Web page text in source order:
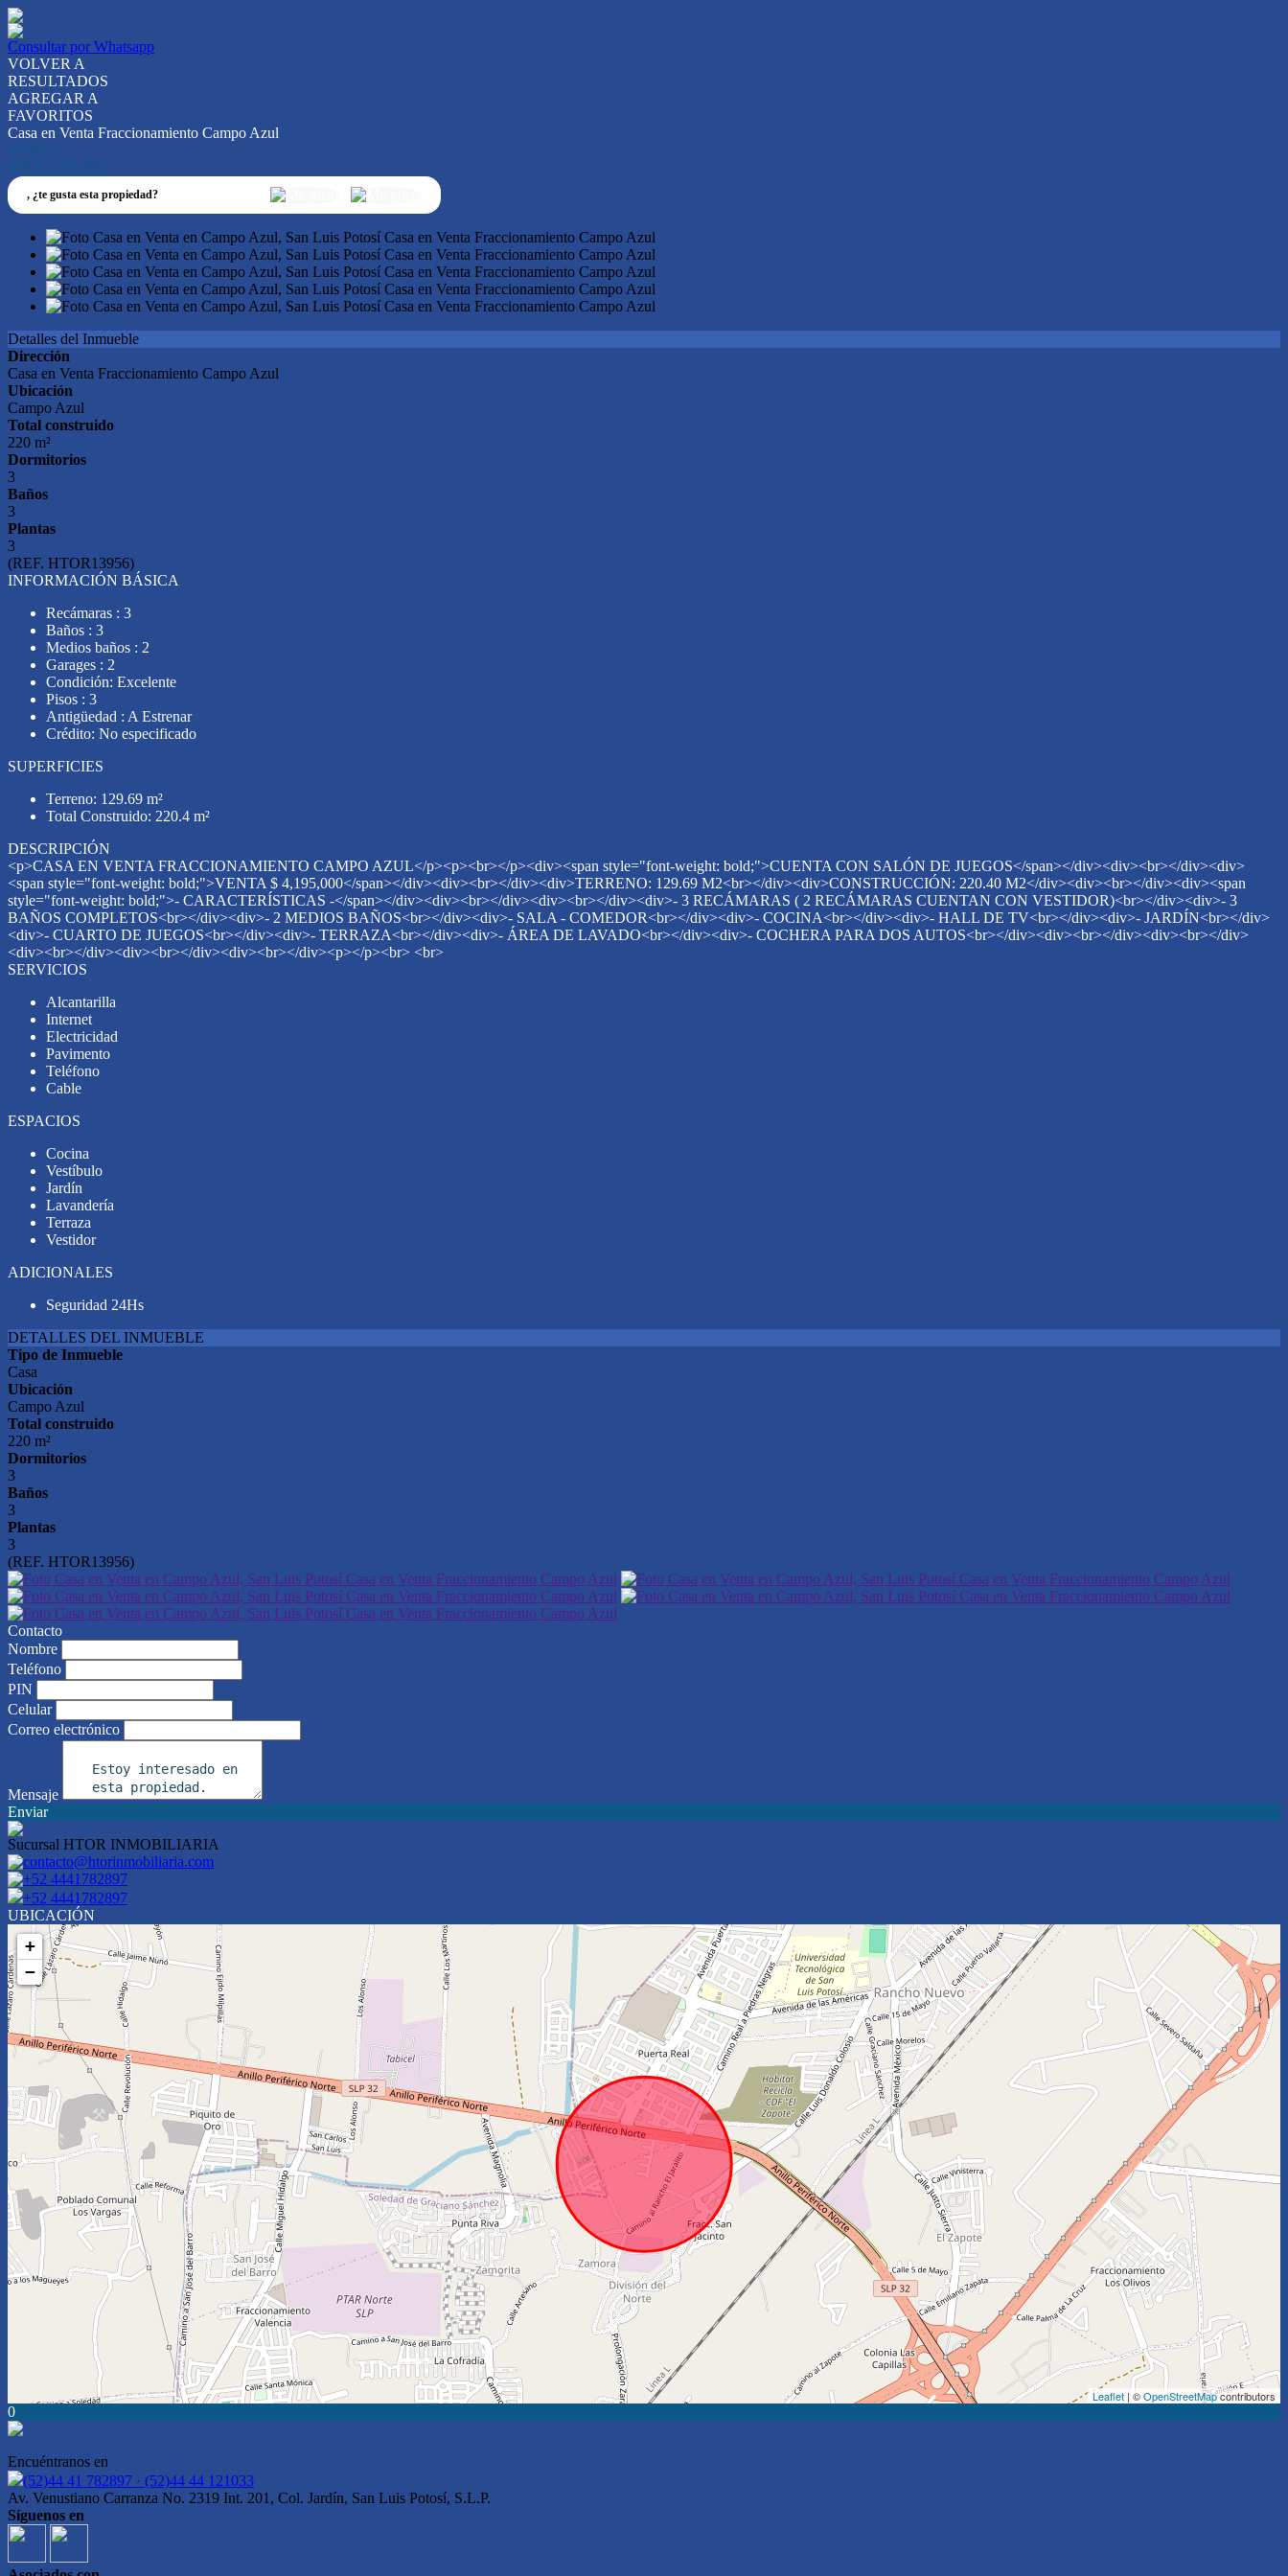
Consultar por Whatsapp
VOLVER A
RESULTADOS
AGREGAR A
FAVORITOS
Casa en Venta Fraccionamiento Campo Azul
VENTA
MXN4,195,000
, ¿te gusta esta propiedad?
Detalles del Inmueble
Dirección
Casa en Venta Fraccionamiento Campo Azul
Ubicación
Campo Azul
Total construido
220 m²
Dormitorios
3
Baños
3
Plantas
3
(REF. HTOR13956)
INFORMACIÓN BÁSICA
Recámaras : 3
Baños : 3
Medios baños : 2
Garages : 2
Condición: Excelente
Pisos : 3
Antigüedad : A Estrenar
Crédito: No especificado
SUPERFICIES
Terreno: 129.69 m²
Total Construido: 220.4 m²
DESCRIPCIÓN
<p>CASA EN VENTA FRACCIONAMIENTO CAMPO AZUL</p><p><br></p><div><span style="font-weight: bold;">CUENTA CON SALÓN DE JUEGOS</span></div><div><br></div><div>
<span style="font-weight: bold;">VENTA $ 4,195,000</span></div><div><br></div><div>TERRENO: 129.69 M2<br></div><div>CONSTRUCCIÓN: 220.40 M2</div><div><br></div><div><span
style="font-weight: bold;">- CARACTERÍSTICAS -</span></div><div><br></div><div><br></div><div>- 3 RECÁMARAS ( 2 RECÁMARAS CUENTAN CON VESTIDOR)<br></div><div>- 3
BAÑOS COMPLETOS<br></div><div>- 2 MEDIOS BAÑOS<br></div><div>- SALA - COMEDOR<br></div><div>- COCINA<br></div><div>- HALL DE TV<br></div><div>- JARDÍN<br></div>
<div>- CUARTO DE JUEGOS<br></div><div>- TERRAZA<br></div><div>- ÁREA DE LAVADO<br></div><div>- COCHERA PARA DOS AUTOS<br></div><div><br></div><div><br></div>
<div><br></div><div><br></div><div><br></div><p></p><br> <br>
SERVICIOS
Alcantarilla
Internet
Electricidad
Pavimento
Teléfono
Cable
ESPACIOS
Cocina
Vestíbulo
Jardín
Lavandería
Terraza
Vestidor
ADICIONALES
Seguridad 24Hs
DETALLES DEL INMUEBLE
Tipo de Inmueble
Casa
Ubicación
Campo Azul
Total construido
220 m²
Dormitorios
3
Baños
3
Plantas
3
(REF. HTOR13956)
Contacto
Nombre
Teléfono
PIN
Celular
Correo electrónico
Mensaje
Enviar
Sucursal HTOR INMOBILIARIA
contacto@htorinmobiliaria.com
+52 4441782897
+52 4441782897
UBICACIÓN
+
−
Leaflet | ©OpenStreetMapcontributors
0
Encuéntranos en
(52)44 41 782897 · (52)44 44 121033
Av. Venustiano Carranza No. 2319 Int. 201, Col. Jardín, San Luis Potosí, S.L.P.
Síguenos en